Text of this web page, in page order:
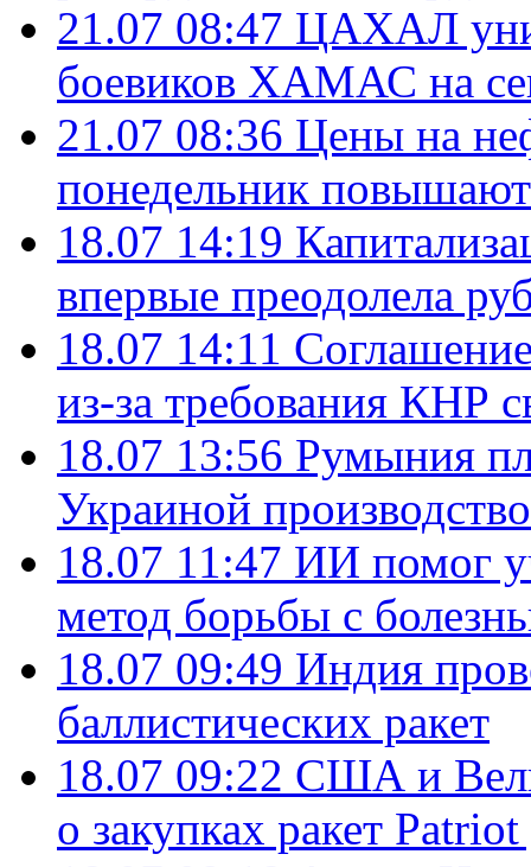
21.07 08:47 ЦАХАЛ
боевиков ХАМАС на
21.07 08:36 Цены на
понедельник
18.07 14:19
впервые преодолела
18.07 14:11
из-за требования КНР
18.07 13:56 Румыния
Украиной
18.07 11:47 ИИ помог
метод борьбы с
18.07 09:49 Индия
баллистических ракет
18.07 09:22 США и
о закупках ракет